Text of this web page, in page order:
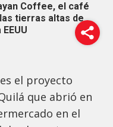
Coffee, el café
tierras altas de
el proyecto
que abrió en
en el